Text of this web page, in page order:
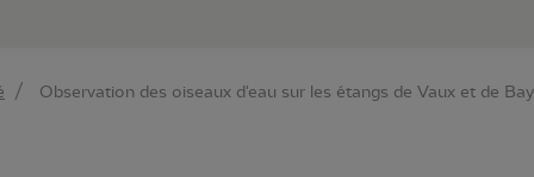
Observation des oiseaux d'eau sur les étangs de Vaux et de